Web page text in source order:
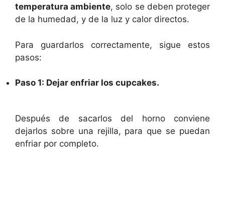
temperatura ambiente, solo se deben proteger
de la humedad, y de la luz y calor directos.
Para guardarlos correctamente, sigue estos
pasos:
Paso 1: Dejar enfriar los cupcakes.
Después de sacarlos del horno conviene
dejarlos sobre una rejilla, para que se puedan
enfriar por completo.